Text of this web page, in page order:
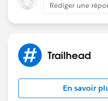
Rédiger une
Trailhead
En savoir